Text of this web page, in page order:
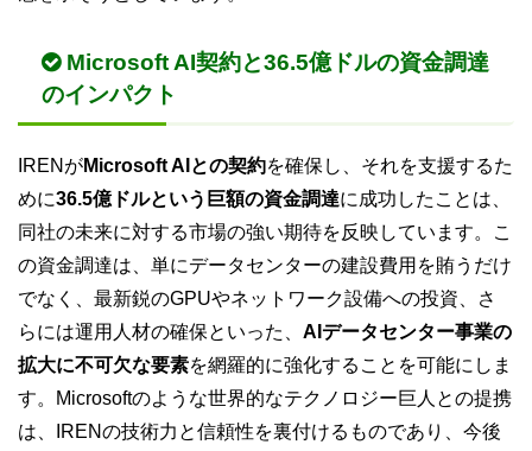
Microsoft AI契約と36.5億ドルの資金調達
のインパクト
IRENがMicrosoft AIとの契約を確保し、それを支援するた
めに36.5億ドルという巨額の資金調達に成功したことは、
同社の未来に対する市場の強い期待を反映しています。こ
の資金調達は、単にデータセンターの建設費用を賄うだけ
でなく、最新鋭のGPUやネットワーク設備への投資、さ
らには運用人材の確保といった、 AIデータセンター事業の
拡大に不可欠な要素を網羅的に強化することを可能にしま
す。Microsoftのような世界的なテクノロジー巨人との提携
は、IRENの技術力と信頼性を裏付けるものであり、今後